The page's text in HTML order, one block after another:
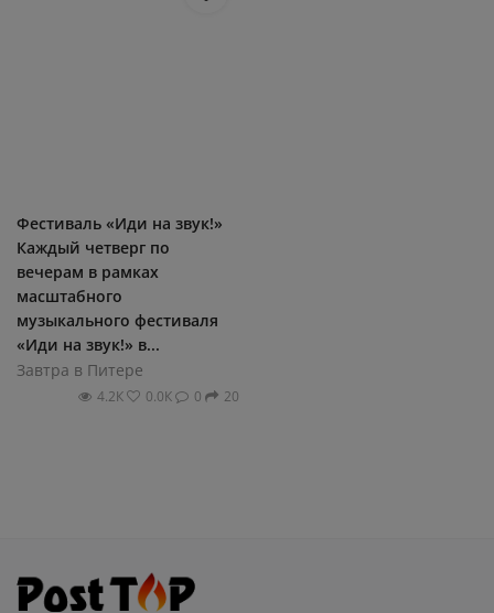
Фестиваль «Иди на звук!»
Каждый четверг по
вечерам в рамках
масштабного
музыкального фестиваля
«Иди на звук!» в...
Завтра в Питере
4.2К 0.0К 0 20